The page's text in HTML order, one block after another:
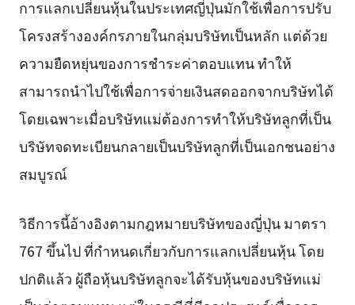
การแลกเปลี่ยนหุ้นในประเทศญี่ปุ่นมักใช้เพื่อการปรับ
โครงสร้างองค์กรภายในกลุ่มบริษัทเป็นหลัก แต่ด้วย
ความยืดหยุ่นของการชำระค่าตอบแทน ทำให้
สามารถนำไปใช้เพื่อการจ่ายเงินสดออกจากบริษัทได้
โดยเฉพาะเมื่อบริษัทแม่ต้องการทำให้บริษัทลูกที่เป็น
บริษัทจดทะเบียนกลายเป็นบริษัทลูกที่เป็นเอกชนอย่าง
สมบูรณ์
วิธีการนี้อ้างอิงตามกฎหมายบริษัทของญี่ปุ่น มาตรา
767 ขึ้นไป ที่กำหนดเกี่ยวกับการแลกเปลี่ยนหุ้น โดย
ปกติแล้ว ผู้ถือหุ้นบริษัทลูกจะได้รับหุ้นของบริษัทแม่